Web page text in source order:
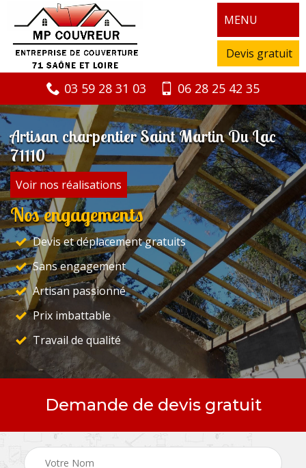
MENU
Devis gratuit
03 59 28 31 03 06 28 25 42 35
Artisan charpentier Saint Martin Du Lac
71110
Voir nos réalisations
Nos engagements
Devis et déplacement gratuits
Sans engagement
Artisan passionné
Prix imbattable
Travail de qualité
Demande de devis gratuit